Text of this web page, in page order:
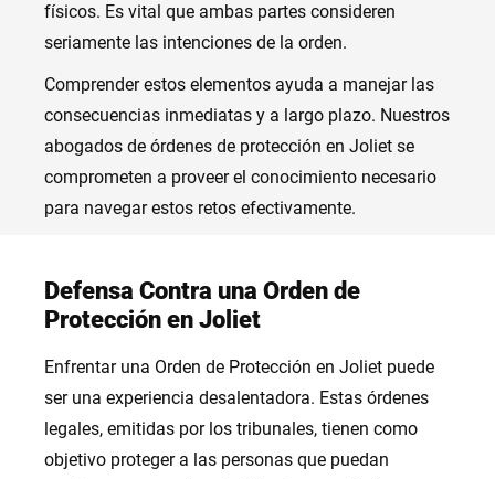
físicos. Es vital que ambas partes consideren
seriamente las intenciones de la orden.
Comprender estos elementos ayuda a manejar las
consecuencias inmediatas y a largo plazo. Nuestros
abogados de órdenes de protección en Joliet se
comprometen a proveer el conocimiento necesario
para navegar estos retos efectivamente.
Defensa Contra una Orden de
Protección en Joliet
Enfrentar una Orden de Protección en Joliet puede
ser una experiencia desalentadora. Estas órdenes
legales, emitidas por los tribunales, tienen como
objetivo proteger a las personas que puedan